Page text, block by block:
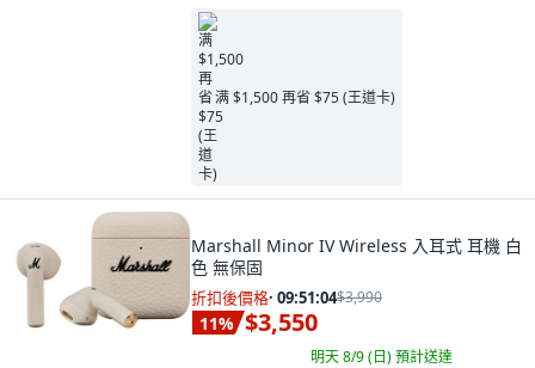
满 $1,500 再省 $75 (王道卡)
Marshall Minor IV Wireless 入耳式 耳機 白
色 無保固
折扣後價格· 09:51:03$3,990
11% $3,550
明天 8/9 (日)預計送達